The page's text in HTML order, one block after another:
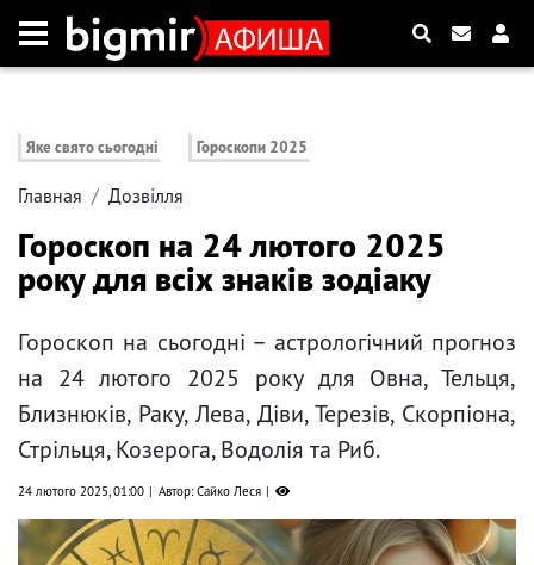
Яке свято сьогодні Гороскопи 2025
Главная Дозвілля
Гороскоп на 24 лютого 2025
року для всіх знаків зодіаку
Гороскоп на сьогодні – астрологічний прогноз
на 24 лютого 2025 року для Овна, Тельця,
Близнюків, Раку, Лева, Діви, Терезів, Скорпіона,
Стрільця, Козерога, Водолія та Риб.
24 лютого 2025, 01:00 Автор: Сайко Леся